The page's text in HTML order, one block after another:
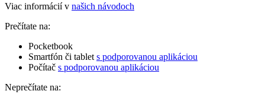
Viac informácií v našich návodoch
Prečítate na:
Pocketbook
Smartfón či tablet s podporovanou aplikáciou
Počítač s podporovanou aplikáciou
Neprečítate na: